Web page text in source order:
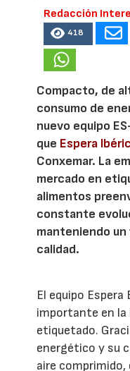
Redacción
418
Compacto, de
consumo de
nuevo equipo
que Espera
Conxemar. La
mercado en
alimentos
constante
manteniendo
calidad.
El equipo Espera
importante en la
etiquetado.
energético y su
aire comprimido,